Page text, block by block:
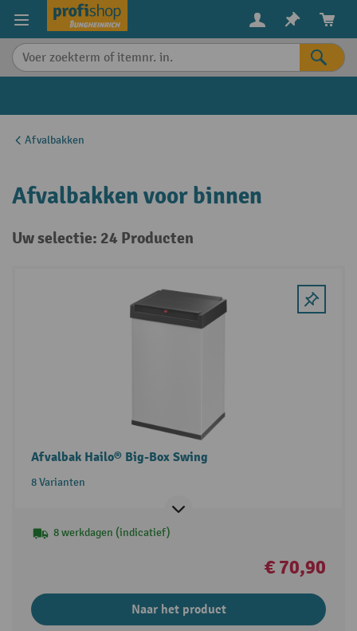
content
Afvalbakken
Afvalbakken voor binnen
Uw selectie: 24 Producten
Afvalbak Hailo® Big-Box Swing
8 Varianten
8 werkdagen (indicatief)
€ 70,90
Naar het product